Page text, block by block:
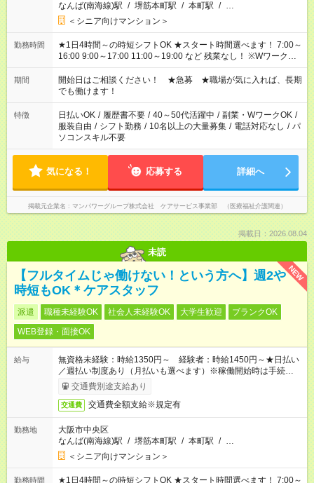
なんば(南海線)駅 / 堺筋本町駅 / 本町駅 / …
＜シニア向けマンション＞
勤務時間
★1日4時間～の時短シフトOK ★スタート時間選べます！ 7:00～
16:00 9:00～17:00 11:00～19:00 など 残業なし！ ※Wワークの
場合、他のお仕事と合わせ週40時間超の就業はご案内できませ
ん ※法令に基づき、週20時間以上勤務は社会保険への加入対象
となります ※労働者派遣法（日雇い派遣の原則禁止）により、
短時間・短期間の就業はご案内が難しい場合があります
期間
開始日はご相談ください！ ★急募 ★職場が気に入れば、長期
でも働けます！
特徴 日払いOK / 履歴書不要 / 40～50代活躍中 / 副業・WワークOK /
服装自由 / シフト勤務 / 10名以上の大量募集 / 電話対応なし / パ
ソコンスキル不要
気になる！ 応募する 詳細へ
掲載元企業名 マンパワーグループ株式会社 ケアサービス事業部 （医療福祉介護関連）
掲載日：2026.08.04
未読
NEW
【フルタイムじゃ働けない！という方へ】週2や
時短もOK＊ケアスタッフ
派遣 職種未経験OK 社会人未経験OK 大学生歓迎
ブランクOK
WEB登録・面接OK
給与
無資格未経験：時給1350円～ 経験者：時給1450円～★日払い
／週払い制度あり（月払いも選べます）※稼働開始時は手続き完
了次第のお支払いとなります。
交通費別途支給あり
交通費 交通費全額支給※規定有
勤務地
大阪市中央区
なんば(南海線)駅 / 堺筋本町駅 / 本町駅 / …
＜シニア向けマンション＞
勤務時間 ★1日4時間～の時短シフトOK ★スタート時間選べます！ 7:00～